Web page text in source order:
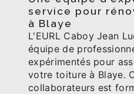
service pour
à Blaye
L'EURL Caboy Jean
équipe de
expérimentés pour
votre toiture à Blaye.
collaborateurs est